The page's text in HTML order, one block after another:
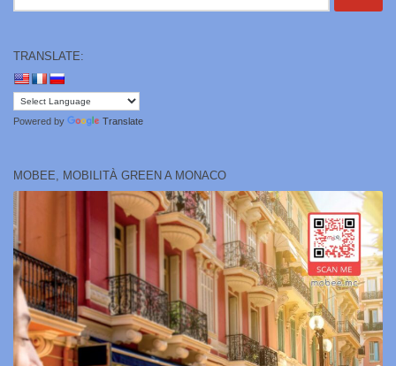
TRANSLATE:
Powered by Translate
MOBEE, MOBILITÀ GREEN A MONACO